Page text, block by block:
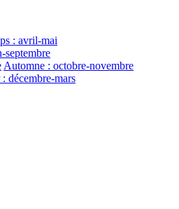
: avril-mai
septembre
Automne : octobre-novembre
décembre-mars